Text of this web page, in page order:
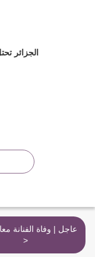
الجزائر تحتل المرتبة 121 في
عاجل | وفاة
>